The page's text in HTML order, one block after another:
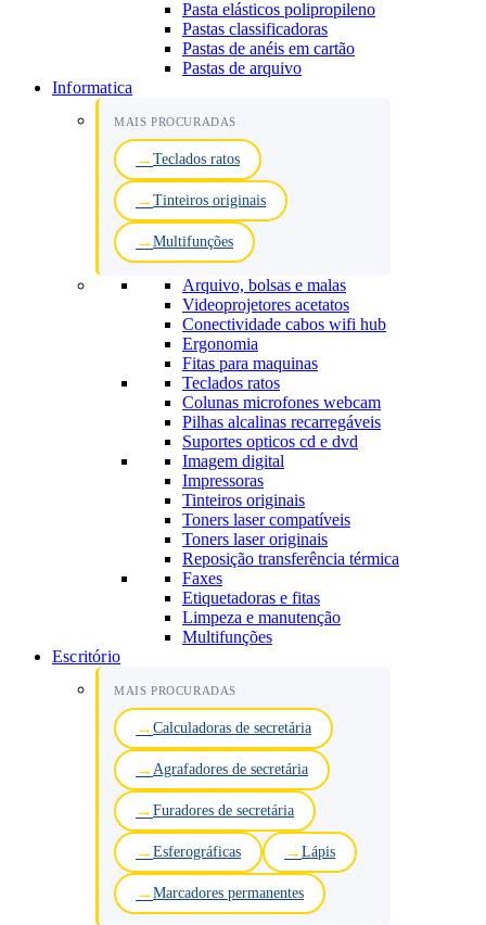
Pasta elásticos polipropileno
Pastas classificadoras
Pastas de anéis em cartão
Pastas de arquivo
Informatica
MAIS PROCURADAS
Teclados ratos
Tinteiros originais
Multifunções
Arquivo, bolsas e malas
Videoprojetores acetatos
Conectividade cabos wifi hub
Ergonomia
Fitas para maquinas
Teclados ratos
Colunas microfones webcam
Pilhas alcalinas recarregáveis
Suportes opticos cd e dvd
Imagem digital
Impressoras
Tinteiros originais
Toners laser compatíveis
Toners laser originais
Reposição transferência térmica
Faxes
Etiquetadoras e fitas
Limpeza e manutenção
Multifunções
Escritório
MAIS PROCURADAS
Calculadoras de secretária
Agrafadores de secretária
Furadores de secretária
Esferográficas Lápis
Marcadores permanentes